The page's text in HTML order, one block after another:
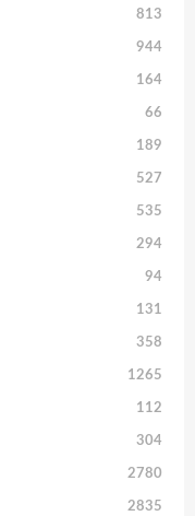
813
944
164
66
189
527
535
294
94
131
358
1265
112
304
2780
2835